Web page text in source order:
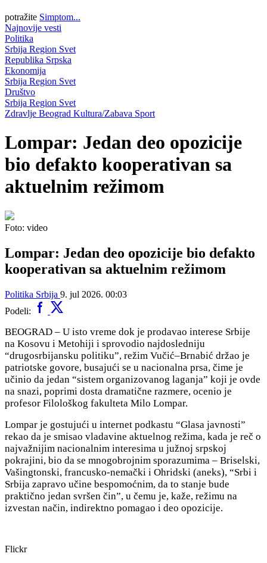
potražite Simptom...
Najnovije vesti
Politika
Srbija Region Svet
Republika Srpska
Ekonomija
Srbija Region Svet
Društvo
Srbija Region Svet
Zdravlje Beograd Kultura/Zabava Sport
Lompar: Jedan deo opozicije
bio defakto kooperativan sa
aktuelnim režimom
Foto: video
Lompar: Jedan deo opozicije bio defakto
kooperativan sa aktuelnim režimom
Politika Srbija 9. jul 2026. 00:03
Podeli:
BEOGRAD – U isto vreme dok je prodavao interese Srbije
na Kosovu i Metohiji i sprovodio najdosledniju
“drugosrbijansku politiku”, režim Vučić–Brnabić držao je
patriotske govore, busajući se u nacionalna prsa, čime je
učinio da jedan “sistem organizovanog laganja” koji je ovde
na snazi, poprimi dosta dramatične razmere, ocenio je
profesor Filološkog fakulteta Milo Lompar.
Lompar je gostujući u internet podkastu “Glasa javnosti”
rekao da je smisao vladavine aktuelnog režima, kada je reč o
najvažnijim nacionalnim interesima u južnoj srpskoj
pokrajini, bio da se mnogobrojnim sporazumima – Briselski,
Vašingtonski, francusko-nemački i Ohridski (aneks), “Srbi i
Srbija zapravo učine bespomoćnim, da to stanje bude
praktično jedan svršen čin”, u čemu je, kaže, režimu na
izvestan način, indirektno pomagao i deo opozicije.
Flickr